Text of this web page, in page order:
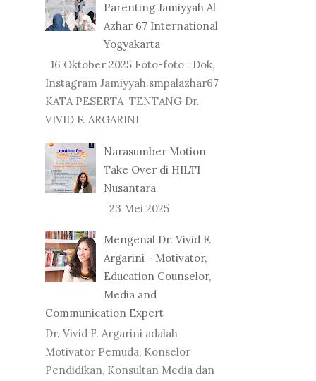
Parenting Jamiyyah Al
Azhar 67 International
Yogyakarta
16 Oktober 2025 Foto-foto : Dok,
Instagram Jamiyyah.smpalazhar67
KATA PESERTA TENTANG Dr.
VIVID F. ARGARINI
Narasumber Motion
Take Over di HILTI
Nusantara
23 Mei 2025
Mengenal Dr. Vivid F.
Argarini - Motivator,
Education Counselor,
Media and
Communication Expert
Dr. Vivid F. Argarini adalah
Motivator Pemuda, Konselor
Pendidikan, Konsultan Media dan